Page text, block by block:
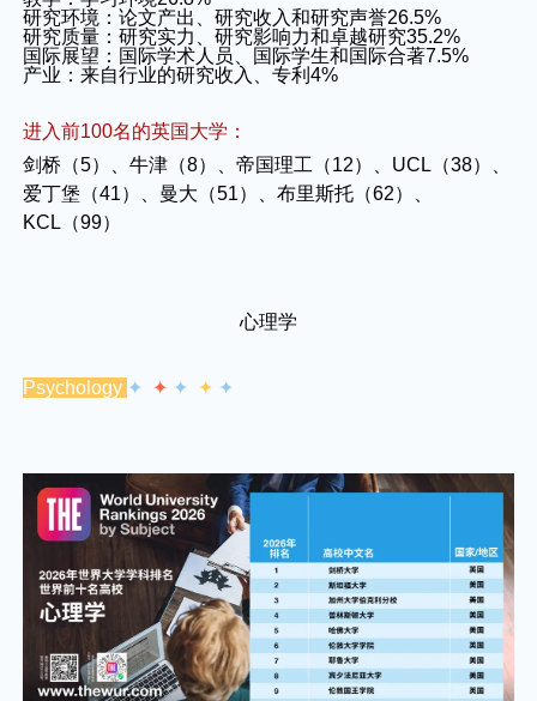
研究环境：论文产出、研究收入和研究声誉26.5%
研究质量：研究实力、研究影响力和卓越研究35.2%
国际展望：国际学术人员、国际学生和国际合著7.5%
产业：来自行业的研究收入、专利4%
进入前100名的英国大学：
剑桥（5）、牛津（8）、帝国理工（12）、UCL（38）、
爱丁堡（41）、曼大（51）、布里斯托（62）、
KCL（99）
心理学
Psychology ✦ ✦ ✦ ✦ ✦